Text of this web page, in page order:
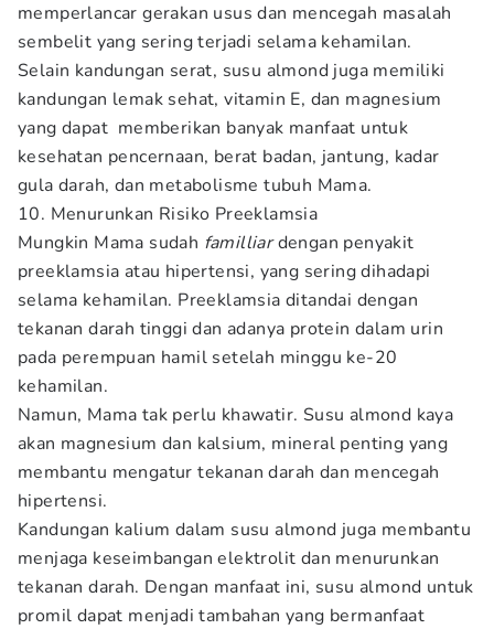
memperlancar gerakan usus dan mencegah masalah
sembelit yang sering terjadi selama kehamilan.
Selain kandungan serat, susu almond juga memiliki
kandungan lemak sehat, vitamin E, dan magnesium
yang dapat memberikan banyak manfaat untuk
kesehatan pencernaan, berat badan, jantung, kadar
gula darah, dan metabolisme tubuh Mama.
10. Menurunkan Risiko Preeklamsia
Mungkin Mama sudah familliardengan penyakit
preeklamsia atau hipertensi, yang sering dihadapi
selama kehamilan. Preeklamsia ditandai dengan
tekanan darah tinggi dan adanya protein dalam urin
pada perempuan hamil setelah minggu ke-20
kehamilan.
Namun, Mama tak perlu khawatir. Susu almond kaya
akan magnesium dan kalsium, mineral penting yang
membantu mengatur tekanan darah dan mencegah
hipertensi.
Kandungan kalium dalam susu almond juga membantu
menjaga keseimbangan elektrolit dan menurunkan
tekanan darah. Dengan manfaat ini, susu almond untuk
promil dapat menjadi tambahan yang bermanfaat